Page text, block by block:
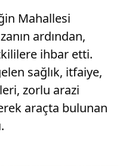
Mahallesi
ardından,
ihbar etti.
sağlık, itfaiye,
zorlu arazi
araçta bulunan